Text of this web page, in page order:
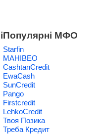
Популярні МФО
Starfin
МАНІВЕО
CashtanCredit
EwaCash
SunCredit
Pango
Firstcredit
LehkoCredit
Твоя Позика
Треба Кредит